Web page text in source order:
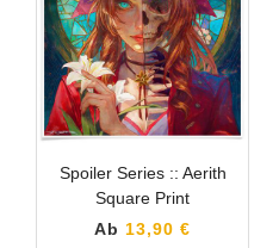
Spoiler Series :: Aerith
Square Print
Ab 13,90 €